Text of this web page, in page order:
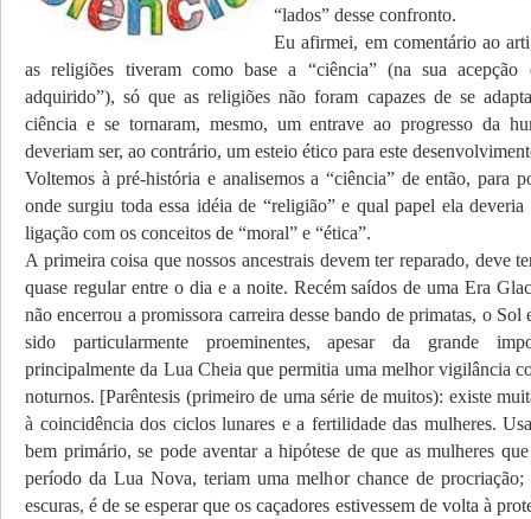
“lados” desse confronto.
Eu afirmei, em comentário ao
as religiões tiveram como base a “ciência” (na sua acepção
adquirido”), só que as religiões não foram capazes de se
ciência e se tornaram, mesmo, um entrave ao progresso da
deveriam ser, ao contrário, um esteio ético para este
Voltemos à pré-história e analisemos a “ciência” de então, para
onde surgiu toda essa idéia de “religião” e qual papel ela
ligação com os conceitos de “moral” e “ética”.
A primeira coisa que nossos ancestrais devem ter reparado, deve
quase regular entre o dia e a noite. Recém saídos de uma Era
não encerrou a promissora carreira desse bando de primatas, o Sol
sido particularmente proeminentes, apesar da grande
principalmente da Lua Cheia que permitia uma melhor vigilância
noturnos. [Parêntesis (primeiro de uma série de muitos): existe
à coincidência dos ciclos lunares e a fertilidade das mulheres.
bem primário, se pode aventar a hipótese de que as mulheres
período da Lua Nova, teriam uma melhor chance de procriação;
escuras, é de se esperar que os caçadores estivessem de volta à